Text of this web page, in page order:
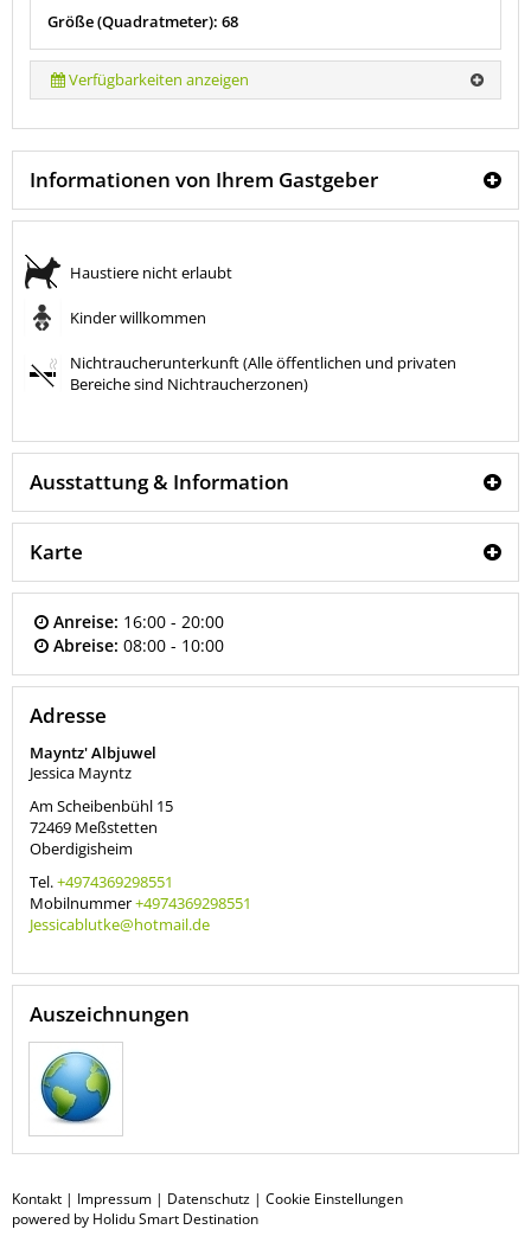
Größe (Quadratmeter): 68
Verfügbarkeiten anzeigen
Informationen von Ihrem Gastgeber
Haustiere nicht erlaubt
Kinder willkommen
Nichtraucherunterkunft (Alle öffentlichen und privaten
Bereiche sind Nichtraucherzonen)
Ausstattung & Information
Karte
Anreise: 16:00 - 20:00
Abreise: 08:00 - 10:00
Adresse
Mayntz' Albjuwel
Jessica Mayntz
Am Scheibenbühl 15
72469 Meßstetten
Oberdigisheim
Tel.+4974369298551
Mobilnummer+4974369298551
Jessicablutke@hotmail.de
Auszeichnungen
Kontakt | Impressum | Datenschutz | Cookie Einstellungen
powered by Holidu Smart Destination